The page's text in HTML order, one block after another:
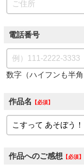
電話番号
数字（ハイフンも半
作品名 必須
作品へのご感想 必須